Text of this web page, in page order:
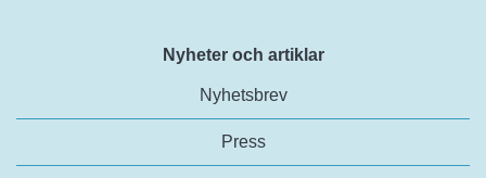
Nyheter och artiklar
Nyhetsbrev
Press